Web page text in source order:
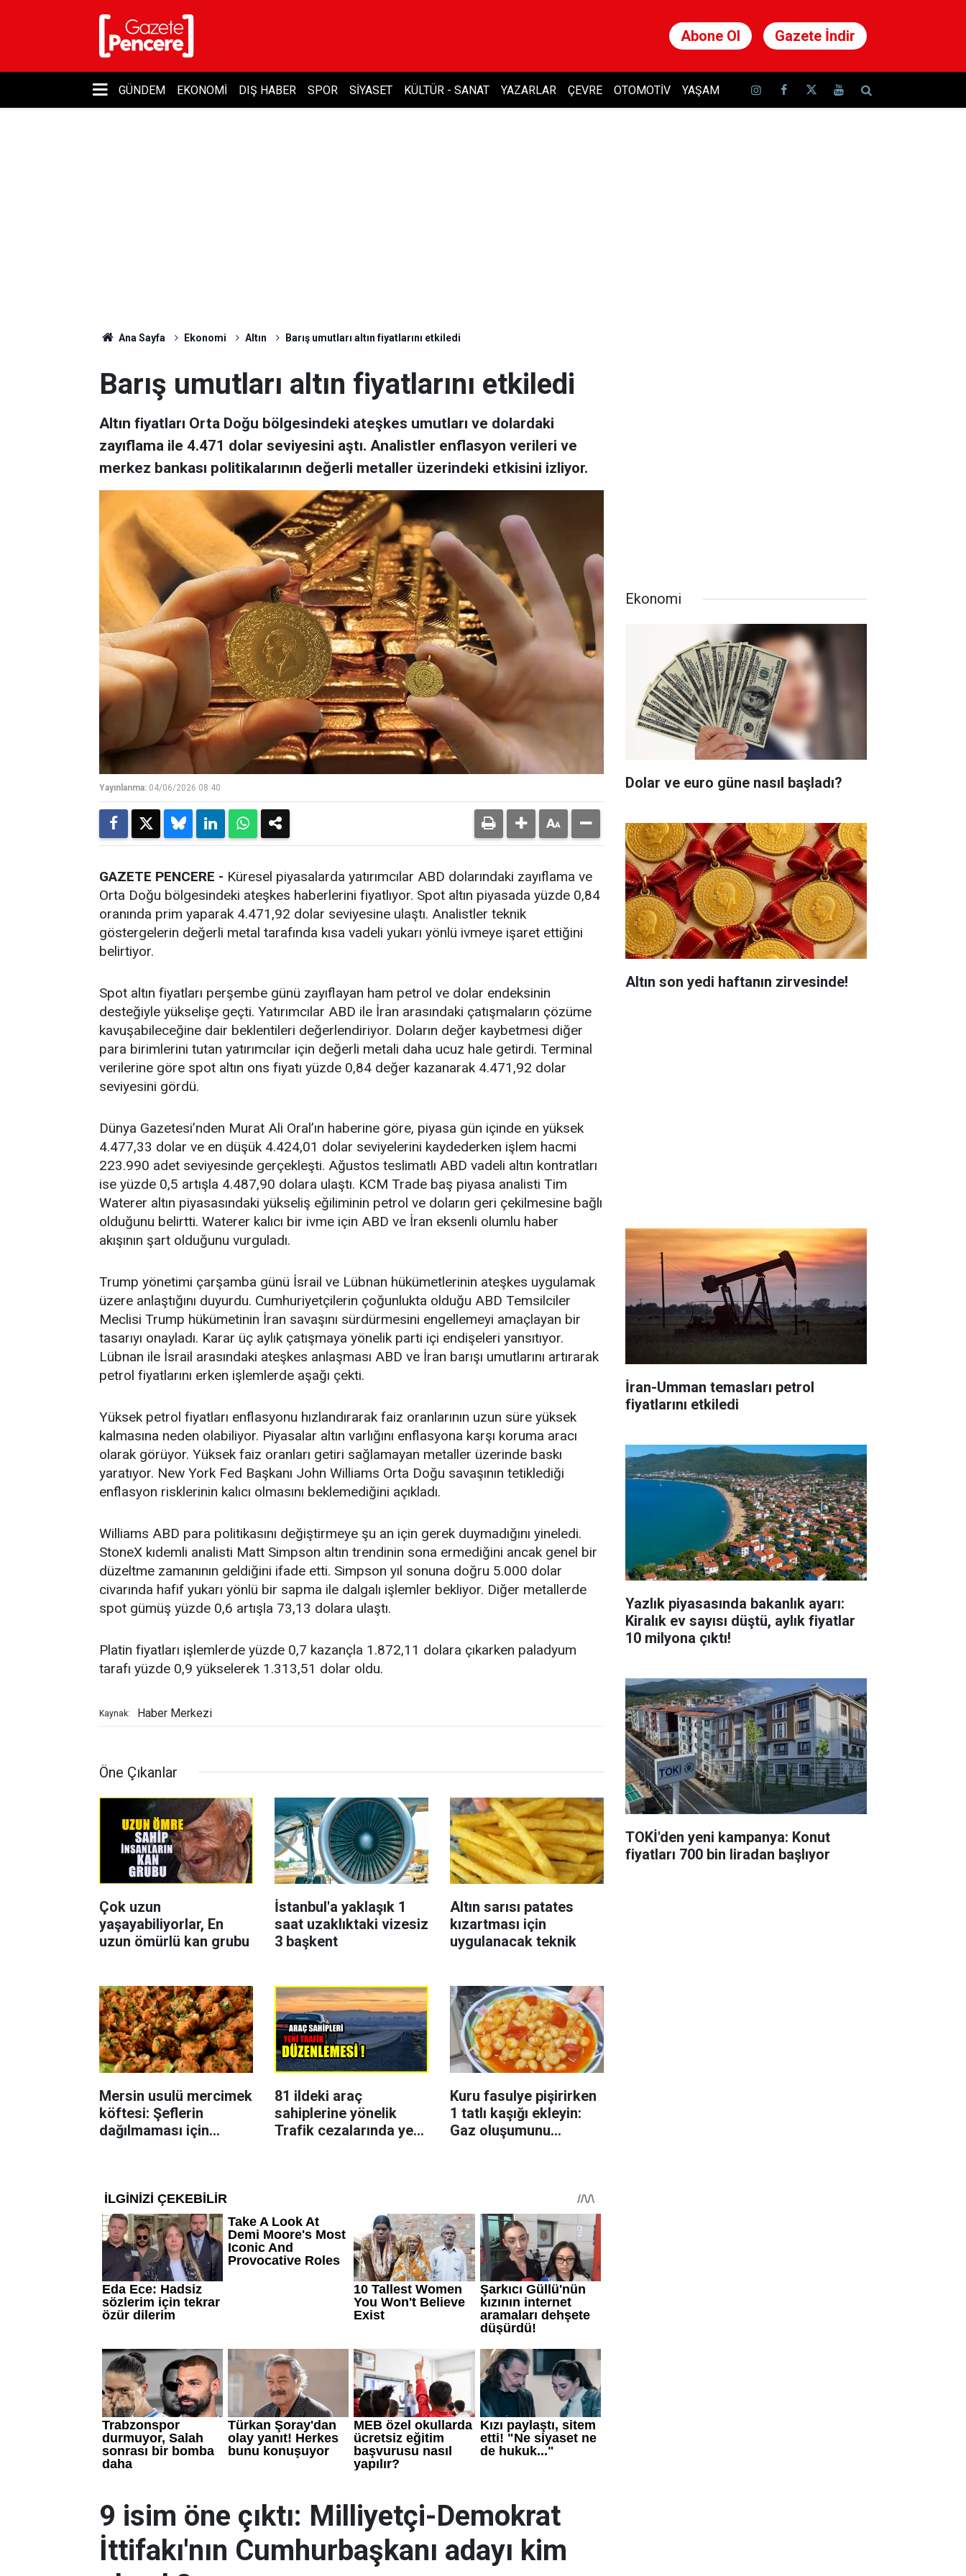
Abone Ol Gazete İndir
GÜNDEM EKONOMI DIŞ HABER SPOR SIYASET KÜLTÜR - SANAT YAZARLAR ÇEVRE OTOMOTIV YAŞAM
Ana Sayfa Ekonomi Altın Barış umutları altın fiyatlarını etkiledi
Barış umutları altın fiyatlarını etkiledi
Altın fiyatları Orta Doğu bölgesindeki ateşkes umutları ve dolardaki
zayıflama ile 4.471 dolar seviyesini aştı. Analistler enflasyon verileri ve
merkez bankası politikalarının değerli metaller üzerindeki etkisini izliyor.
Yayınlanma: 04/06/2026 08:40
GAZETE PENCERE - Küresel piyasalarda yatırımcılar ABD dolarındaki zayıflama ve
Orta Doğu bölgesindeki ateşkes haberlerini fiyatlıyor. Spot altın piyasada yüzde 0,84
oranında prim yaparak 4.471,92 dolar seviyesine ulaştı. Analistler teknik
göstergelerin değerli metal tarafında kısa vadeli yukarı yönlü ivmeye işaret ettiğini
belirtiyor.
Spot altın fiyatları perşembe günü zayıflayan ham petrol ve dolar endeksinin
desteğiyle yükselişe geçti. Yatırımcılar ABD ile İran arasındaki çatışmaların çözüme
kavuşabileceğine dair beklentileri değerlendiriyor. Doların değer kaybetmesi diğer
para birimlerini tutan yatırımcılar için değerli metali daha ucuz hale getirdi. Terminal
verilerine göre spot altın ons fiyatı yüzde 0,84 değer kazanarak 4.471,92 dolar
seviyesini gördü.
Dünya Gazetesi’nden Murat Ali Oral’ın haberine göre, piyasa gün içinde en yüksek
4.477,33 dolar ve en düşük 4.424,01 dolar seviyelerini kaydederken işlem hacmi
223.990 adet seviyesinde gerçekleşti. Ağustos teslimatlı ABD vadeli altın kontratları
ise yüzde 0,5 artışla 4.487,90 dolara ulaştı. KCM Trade baş piyasa analisti Tim
Waterer altın piyasasındaki yükseliş eğiliminin petrol ve doların geri çekilmesine bağlı
olduğunu belirtti. Waterer kalıcı bir ivme için ABD ve İran eksenli olumlu haber
akışının şart olduğunu vurguladı.
Trump yönetimi çarşamba günü İsrail ve Lübnan hükümetlerinin ateşkes uygulamak
üzere anlaştığını duyurdu. Cumhuriyetçilerin çoğunlukta olduğu ABD Temsilciler
Meclisi Trump hükümetinin İran savaşını sürdürmesini engellemeyi amaçlayan bir
tasarıyı onayladı. Karar üç aylık çatışmaya yönelik parti içi endişeleri yansıtıyor.
Lübnan ile İsrail arasındaki ateşkes anlaşması ABD ve İran barışı umutlarını artırarak
petrol fiyatlarını erken işlemlerde aşağı çekti.
Yüksek petrol fiyatları enflasyonu hızlandırarak faiz oranlarının uzun süre yüksek
kalmasına neden olabiliyor. Piyasalar altın varlığını enflasyona karşı koruma aracı
olarak görüyor. Yüksek faiz oranları getiri sağlamayan metaller üzerinde baskı
yaratıyor. New York Fed Başkanı John Williams Orta Doğu savaşının tetiklediği
enflasyon risklerinin kalıcı olmasını beklemediğini açıkladı.
Williams ABD para politikasını değiştirmeye şu an için gerek duymadığını yineledi.
StoneX kıdemli analisti Matt Simpson altın trendinin sona ermediğini ancak genel bir
düzeltme zamanının geldiğini ifade etti. Simpson yıl sonuna doğru 5.000 dolar
civarında hafif yukarı yönlü bir sapma ile dalgalı işlemler bekliyor. Diğer metallerde
spot gümüş yüzde 0,6 artışla 73,13 dolara ulaştı.
Platin fiyatları işlemlerde yüzde 0,7 kazançla 1.872,11 dolara çıkarken paladyum
tarafı yüzde 0,9 yükselerek 1.313,51 dolar oldu.
Kaynak: Haber Merkezi
Öne Çıkanlar
Çok uzun
yaşayabiliyorlar, En
uzun ömürlü kan grubu
İstanbul'a yaklaşık 1
saat uzaklıktaki vizesiz
3 başkent
Altın sarısı patates
kızartması için
uygulanacak teknik
Mersin usulü mercimek
köftesi: Şeflerin
dağılmaması için
81 ildeki araç
sahiplerine yönelik
Trafik cezalarında yeni
Kuru fasulye pişirirken
1 tatlı kaşığı ekleyin:
Gaz oluşumunu
Ekonomi
Dolar ve euro güne nasıl başladı?
Altın son yedi haftanın zirvesinde!
İran-Umman temasları petrol
fiyatlarını etkiledi
Yazlık piyasasında bakanlık ayarı:
Kiralık ev sayısı düştü, aylık fiyatlar
10 milyona çıktı!
TOKİ'den yeni kampanya: Konut
fiyatları 700 bin liradan başlıyor
9 isim öne çıktı: Milliyetçi-Demokrat
İttifakı'nın Cumhurbaşkanı adayı kim